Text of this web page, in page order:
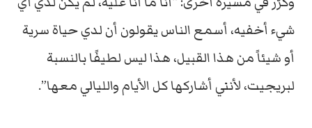
شيء أخفيه، أسمع الناس يقولون أن لدي حياة سرية
أو شيئاً من هذا القبيل، هذا ليس لطيفًا بالنسبة
لبريجيت، لأنني أشاركها كل الأيام والليالي معها”.